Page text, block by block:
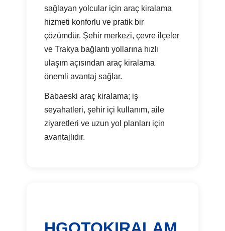
sağlayan yolcular için araç kiralama
hizmeti konforlu ve pratik bir
çözümdür. Şehir merkezi, çevre ilçeler
ve Trakya bağlantı yollarına hızlı
ulaşım açısından araç kiralama
önemli avantaj sağlar.
Babaeski araç kiralama; iş
seyahatleri, şehir içi kullanım, aile
ziyaretleri ve uzun yol planları için
avantajlıdır.